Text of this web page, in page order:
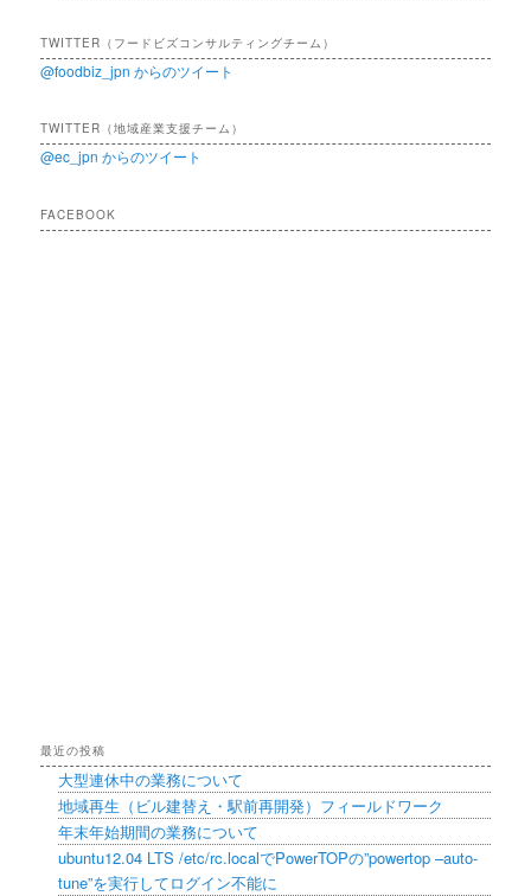
TWITTER（フードビズコンサルティングチーム）
@foodbiz_jpn からのツイート
TWITTER（地域産業支援チーム）
@ec_jpn からのツイート
FACEBOOK
最近の投稿
大型連休中の業務について
地域再生（ビル建替え・駅前再開発）フィールドワーク
年末年始期間の業務について
ubuntu12.04 LTS /etc/rc.localでPowerTOPの”powertop –auto-
tune”を実行してログイン不能に